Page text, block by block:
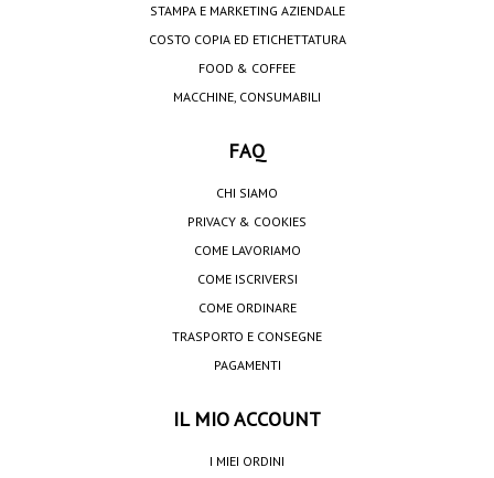
STAMPA E MARKETING AZIENDALE
COSTO COPIA ED ETICHETTATURA
FOOD & COFFEE
MACCHINE, CONSUMABILI
FAQ
CHI SIAMO
PRIVACY & COOKIES
COME LAVORIAMO
COME ISCRIVERSI
COME ORDINARE
TRASPORTO E CONSEGNE
PAGAMENTI
IL MIO ACCOUNT
I MIEI ORDINI